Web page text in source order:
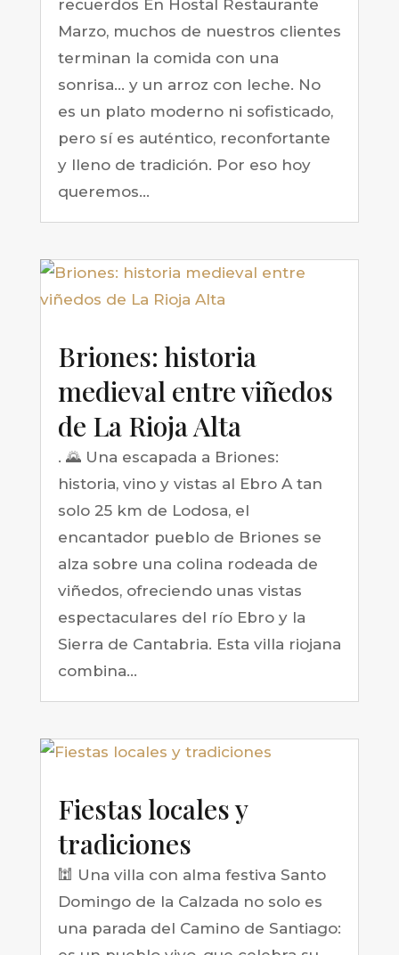
recuerdos En Hostal Restaurante
Marzo, muchos de nuestros clientes
terminan la comida con una
sonrisa… y un arroz con leche. No
es un plato moderno ni sofisticado,
pero sí es auténtico, reconfortante
y lleno de tradición. Por eso hoy
queremos...
Briones: historia
medieval entre viñedos
de La Rioja Alta
. 🌄 Una escapada a Briones:
historia, vino y vistas al Ebro A tan
solo 25 km de Lodosa, el
encantador pueblo de Briones se
alza sobre una colina rodeada de
viñedos, ofreciendo unas vistas
espectaculares del río Ebro y la
Sierra de Cantabria. Esta villa riojana
combina...
Fiestas locales y
tradiciones
🕍 Una villa con alma festiva Santo
Domingo de la Calzada no solo es
una parada del Camino de Santiago: